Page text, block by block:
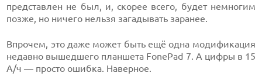
представлен не был, и, скорее всего, будет немногим
позже, но ничего нельзя загадывать заранее.
Впрочем, это даже может быть ещё одна модификация
недавно вышедшего планшета FonePad 7. А цифры в 15
А/ч — просто ошибка. Наверное.